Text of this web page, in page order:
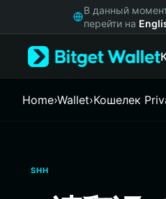
Русский
Italiano
繁體中文
Português (Portugal)
В данный
перейти на
Home›Wallet›Кошелек
SHH